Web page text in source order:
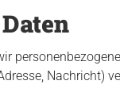
Nachricht)